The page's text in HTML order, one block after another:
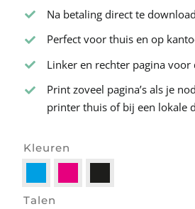
Na betaling direct te
Perfect voor thuis en op
Linker en rechter pagina
Print zoveel pagina’s als je
printer thuis of bij een lokale
Kleuren
Talen